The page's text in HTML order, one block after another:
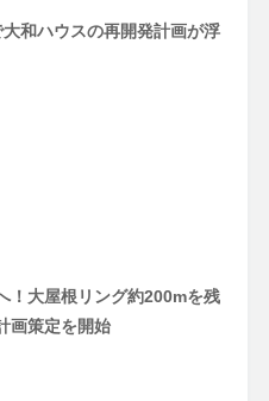
和ハウスの再開発計画が浮
！大屋根リング約200mを残
画策定を開始